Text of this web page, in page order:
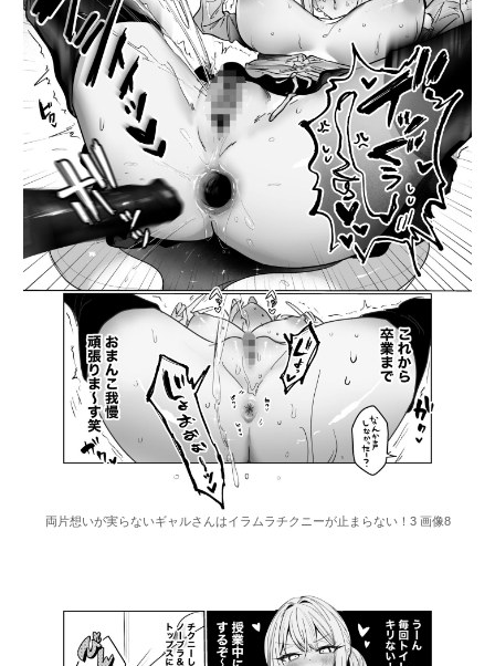
両片想いが実らないギャルさんはイラムラチクニーが止まらない！3 画像8